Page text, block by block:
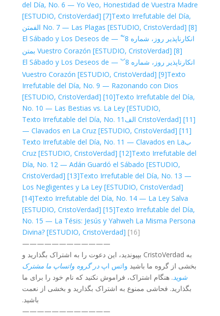
del Día, No. 6 — Yo Veo, Honestidad de Vuestra Madre
[ESTUDIO, CristoVerdad] [7]Texto Irrefutable del Día,
No. 7 — Las Plagas [ESTUDIO, CristoVerdad] [8] الف
متن
انکارناپذیر روز، شماره 8
به
— El Sábado y Los Deseos de
Vuestro Corazón [ESTUDIO, CristoVerdad] [8] ب
متن
انکارناپذیر روز، شماره 8
ب
— El Sábado y Los Deseos de
Vuestro Corazón [ESTUDIO, CristoVerdad] [9]Texto
Irrefutable del Día, No. 9 — Razonando con Dios
[ESTUDIO, CristoVerdad] [10]Texto Irrefutable del Día,
No. 10 — Las Bestias vs. La Ley [ESTUDIO,
CristoVerdad] [11] الف
Texto Irrefutable del Día, No. 11
— Clavados en La Cruz [ESTUDIO, CristoVerdad] [11]
بTexto Irrefutable del Día, No. 11 — Clavados en La
Cruz [ESTUDIO, CristoVerdad] [12]Texto Irrefutable del
Día, No. 12 — Adán Guardó el Sábado [ESTUDIO,
CristoVerdad] [13]Texto Irrefutable del Día, No. 13 —
Los Negligentes y La Ley [ESTUDIO, CristoVerdad]
[14]Texto Irrefutable del Día, No. 14 — La Ley Salva
[ESTUDIO, CristoVerdad] [15]Texto Irrefutable del Día,
No. 15 — La Tésis: Jesús y Yahweh La Misma Persona
Divina? [ESTUDIO, CristoVerdad] [16]
————————————
به CristoVerdad بپیوندید، این دعوت را به اشتراک بگذارید و
بخشی از گروه ما باشید واتس اپدر گروه واتساپ ما مشترک
شوید. هنگام اشتراک، فراموش نکنید که نام خود را برای ما
بگذارید. فحاشی ممنوع به اشتراک بگذارید و بخشی از نعمت
باشید.
————————————